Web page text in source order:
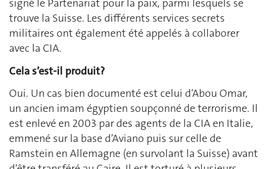
signé le Partenariat pour la paix, parmi lesquels se
trouve la Suisse. Les différents services secrets
militaires ont également été appelés à collaborer
avec la CIA.
Cela s’est-il produit?
Oui. Un cas bien documenté est celui d’Abou Omar,
un ancien imam égyptien soupçonné de terrorisme. Il
est enlevé en 2003 par des agents de la CIA en Italie,
emmené sur la base d’Aviano puis sur celle de
Ramstein en Allemagne (en survolant la Suisse) avant